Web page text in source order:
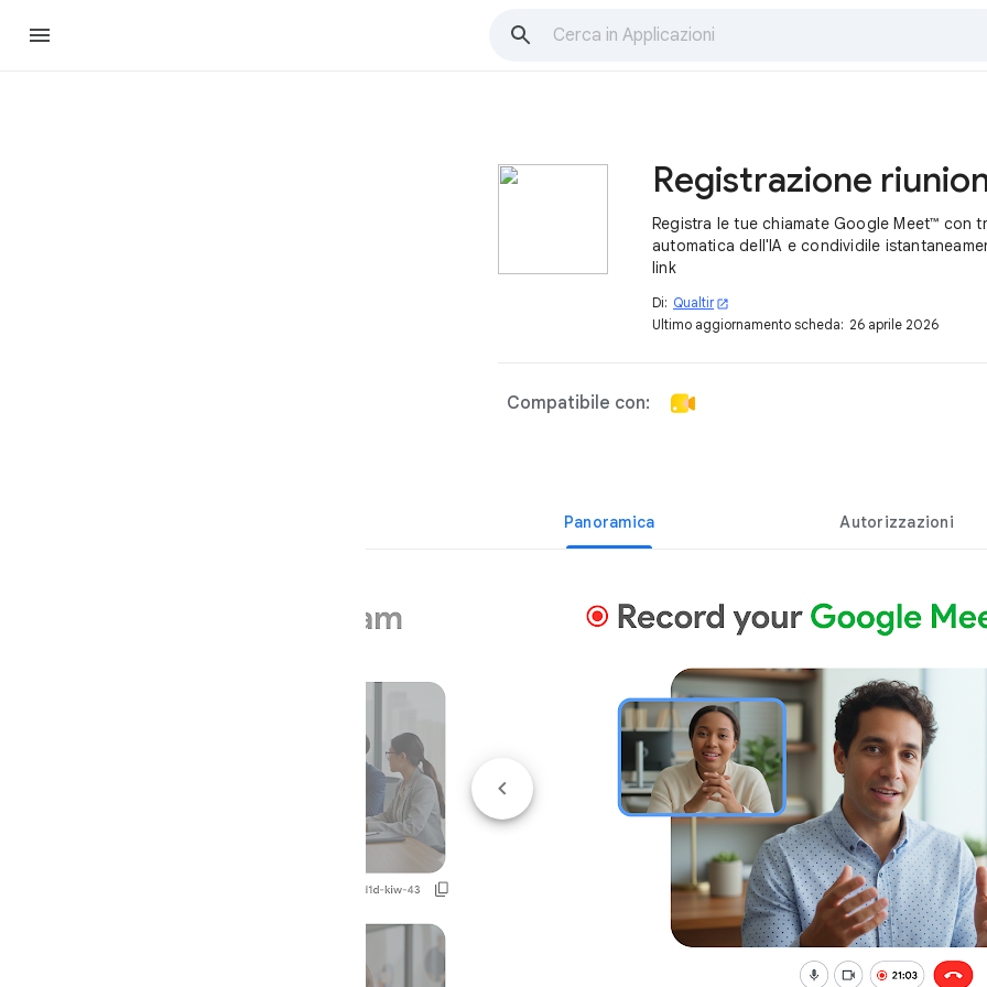
Registra le tue chiamate Google Meet™ con
automatica dell'IA e condividile
link
Di: Qualtir open_in_new
Ultimo aggiornamento scheda: 26 aprile 2026
Compatibile con:
Panoramica Autorizzazioni